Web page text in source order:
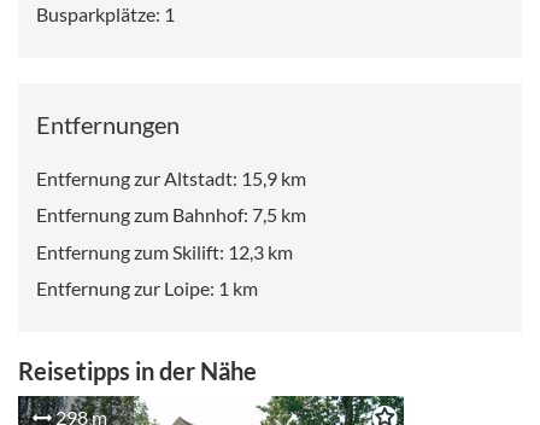
Busparkplätze: 1
Entfernungen
Entfernung zur Altstadt: 15,9 km
Entfernung zum Bahnhof: 7,5 km
Entfernung zum Skilift: 12,3 km
Entfernung zur Loipe: 1 km
Reisetipps in der Nähe
298 m